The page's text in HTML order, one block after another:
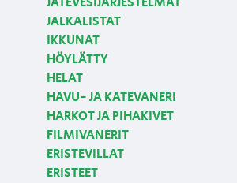
JALKALISTAT
IKKUNAT
HÖYLÄTTY
HELAT
HAVU- JA KATEVANERI
HARKOT JA PIHAKIVET
FILMIVANERIT
ERISTEVILLAT
ERISTEET